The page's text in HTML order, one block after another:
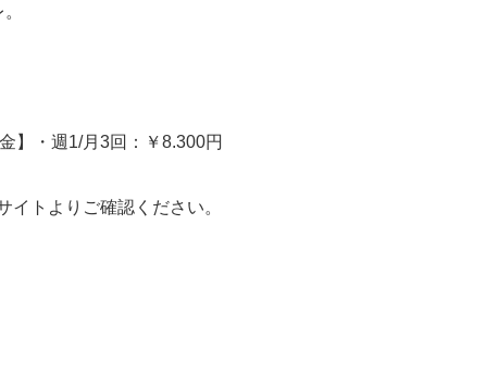
】・週1/月3回：￥8.300円
トよりご確認ください。